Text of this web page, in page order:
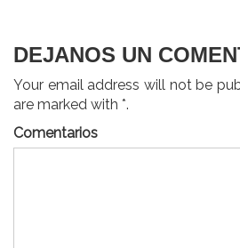
DEJANOS UN
Your email address will not be
are marked with *.
Comentarios